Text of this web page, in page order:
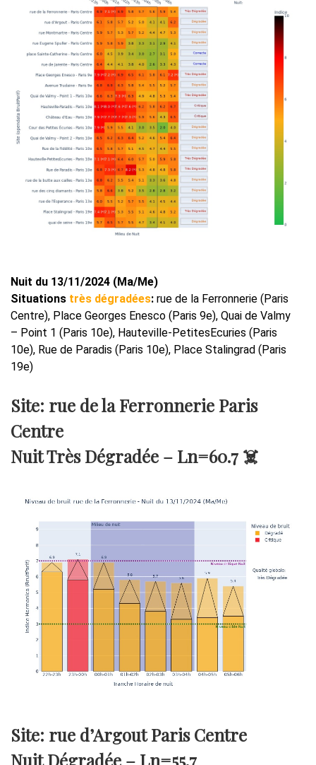
Nuit du 13/11/2024 (Ma/Me)
Situations très dégradées: rue de la Ferronnerie (Paris
Centre), Place Georges Enesco (Paris 9e), Quai de Valmy
– Point 1 (Paris 10e), Hauteville-PetitesEcuries (Paris
10e), Rue de Paradis (Paris 10e), Place Stalingrad (Paris
19e)
Site: rue de la Ferronnerie Paris
Centre
Nuit Très Dégradée – Ln=60.7 ☠️
Site: rue d’Argout Paris Centre
Nuit Dégradée – Ln=55.7